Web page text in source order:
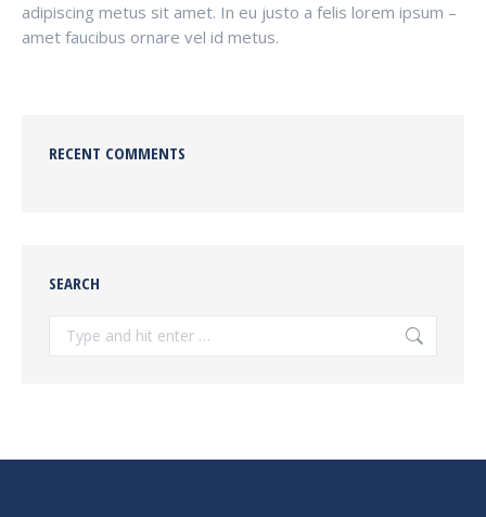
adipiscing metus sit amet. In eu justo a felis lorem ipsum –
amet faucibus ornare vel id metus.
RECENT COMMENTS
SEARCH
Search: